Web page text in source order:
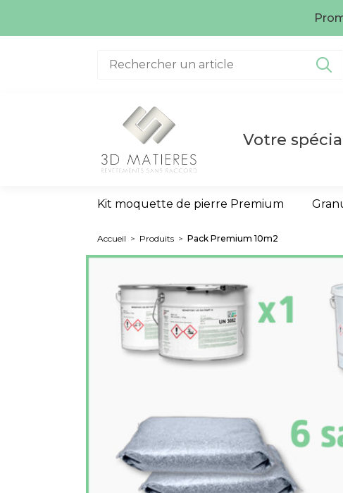
La quantité,
Votre
Kit moquette de pierre Premium
Accueil > Produits > Pack Premium 10m2